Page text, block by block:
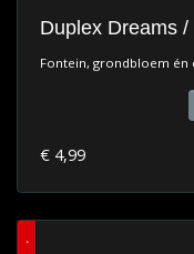
Duplex Dreams
Fontein, grondbloem én
€ 4,99
.